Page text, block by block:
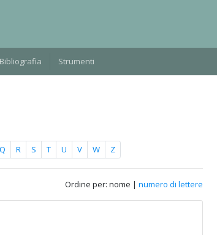
Bibliografia Strumenti
Q R S T U V W Z
Ordine per: nome | numero di lettere